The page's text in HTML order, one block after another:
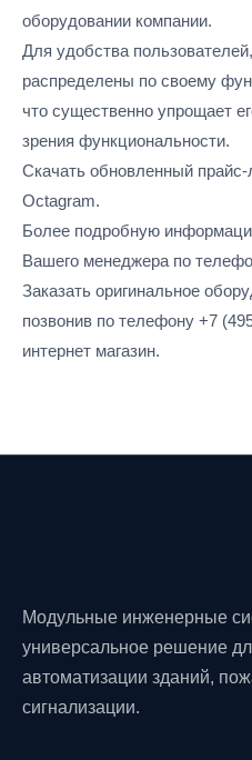
оборудовании компании.
Для удобства
распределены по своему
что существенно упрощает
зрения функциональности.
Скачать обновленный
Octagram.
Более подробную
Вашего менеджера по
Заказать оригинальное
позвонив по телефону +7
интернет магазин.
Модульные инженерные
универсальное решение
автоматизации зданий,
сигнализации.